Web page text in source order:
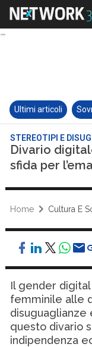
Ultimi articoli
STEREOTIPI E
Divario
sfida per
Home Cultura E
Il gender
femminile alle
disuguaglianze
questo divario
indipendenza